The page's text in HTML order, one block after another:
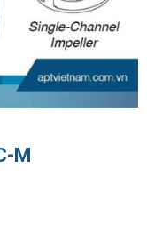
M